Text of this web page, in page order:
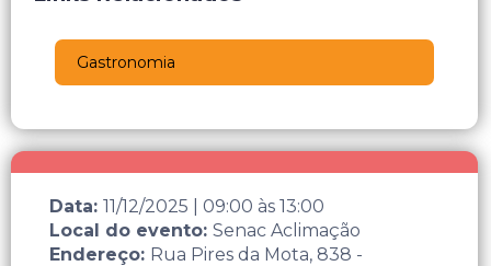
Gastronomia
Data: 11/12/2025 09:00 às 13:00
Local do evento: Senac Aclimação
Endereço: Rua Pires da Mota, 838 -